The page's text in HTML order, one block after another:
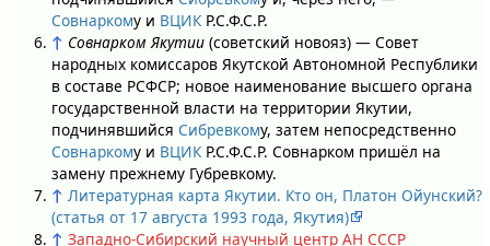
Совнаркому и ВЦИКР.С.Ф.С.Р.
↑ Совнарком Якутии(советский новояз) — Совет
народных комиссаров Якутской Автономной Республики
в составе РСФСР; новое наименование высшего органа
государственной власти на территории Якутии,
подчинявшийся Сибревкому, затем непосредственно
Совнаркому и ВЦИКР.С.Ф.С.Р. Совнарком пришёл на
замену прежнему Губревкому.
↑ Литературная карта Якутии. Кто он, Платон Ойунский?
(статья от 17 августа 1993 года, Якутия)
↑ Западно-Сибирский научный центр АН СССР